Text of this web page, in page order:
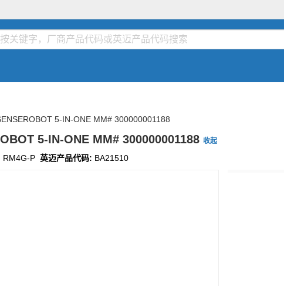
5-IN-ONE MM# 300000001188
5-IN-ONE MM# 300000001188 收起
RM4G-P 英迈产品代码: BA21510